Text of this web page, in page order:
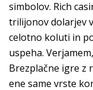
simbolov. Rich
trilijonov dolarjev
celotno koluti in
uspeha.
Brezplačne igre z
ene same vrste